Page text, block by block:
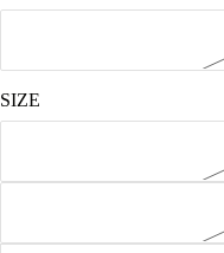
SIZE